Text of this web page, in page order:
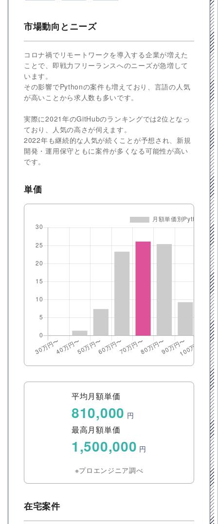
市場動向とニーズ
コロナ禍でリモートワークを導入する企業が増えた
ことで、即戦力フリーランスへのニーズが急増して
います。
その影響でPythonの案件も増えており、言語の人気
が高いことから求人数も多いです。
実際に2021年のGitHubのランキングでは2位となっ
ており、人気の高さが伺えます。
2022年も継続的な人気が続くことが予想され、新規
開発・運用保守ともに案件が多くなる可能性が高い
です。
単価
平均月額単価
810,000 円
最高月額単価
1,500,000 円
※プロエンジニア調べ
在宅案件